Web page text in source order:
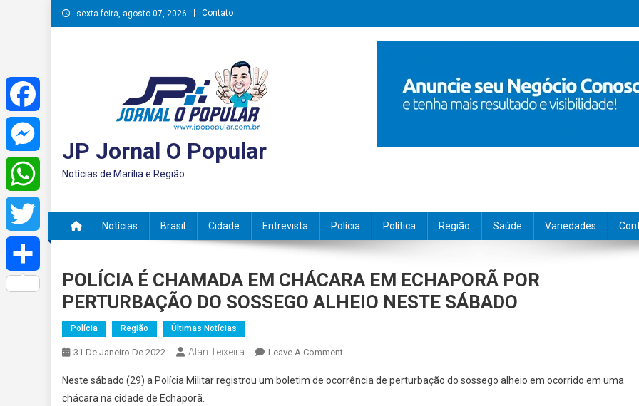
Skip
to
sexta-feira, agosto 07, 2026 Contato
JP Jornal O Popular
Notícias de Marília e Região
Notícias Brasil Cidade Entrevista Polícia Política Região Saúde Variedades
POLÍCIA É CHAMADA EM CHÁCARA EM ECHAPORÃ POR
PERTURBAÇÃO DO SOSSEGO ALHEIO NESTE SÁBADO
Polícia Região Últimas Notícias
31 De Janeiro De 2022 Alan Teixeira Leave A CommentOn
É
Neste sábado (29) a Polícia Militar registrou um boletim de ocorrência de perturbação do sossego alheio em ocorrido em uma
chácara na cidade de Echaporã.
Facebook
Messenger
WhatsApp
Twitter
Share